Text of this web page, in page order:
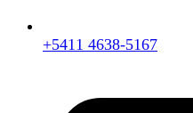
+5411 4638-5167